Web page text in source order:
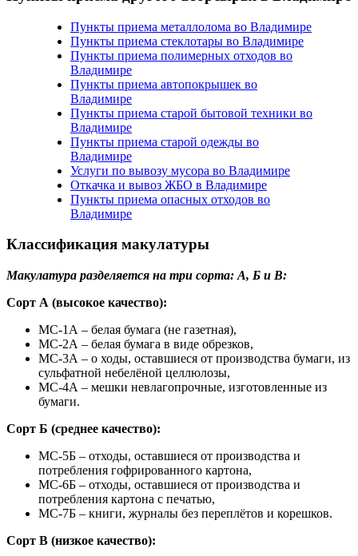
Пункты приема металлолома во Владимире
Пункты приема стеклотары во Владимире
Пункты приема полимерных отходов во
Владимире
Пункты приема автопокрышек во
Владимире
Пункты приема старой бытовой техники во
Владимире
Пункты приема старой одежды во
Владимире
Услуги по вывозу мусора во Владимире
Откачка и вывоз ЖБО в Владимире
Пункты приема опасных отходов во
Владимире
Классификация макулатуры
Макулатура разделяется на три сорта: А, Б и В:
Сорт А (высокое качество):
МС-1А – белая бумага (не газетная),
МС-2А – белая бумага в виде обрезков,
МС-3А – о ходы, оставшиеся от производства бумаги, из
сульфатной небелёной целлюлозы,
МС-4А – мешки невлагопрочные, изготовленные из
бумаги.
Сорт Б (среднее качество):
МС-5Б – отходы, оставшиеся от производства и
потребления гофрированного картона,
МС-6Б – отходы, оставшиеся от производства и
потребления картона с печатью,
МС-7Б – книги, журналы без переплётов и корешков.
Сорт В (низкое качество):